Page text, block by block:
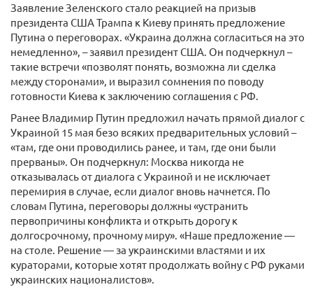
Заявление Зеленского стало реакцией на призыв
президента США Трампа к Киеву принять предложение
Путина о переговорах. «Украина должна согласиться на это
немедленно», – заявил президент США. Он подчеркнул –
такие встречи «позволят понять, возможна ли сделка
между сторонами», и выразил сомнения по поводу
готовности Киева к заключению соглашения с РФ.
Ранее Владимир Путин предложил начать прямой диалог с
Украиной 15 мая безо всяких предварительных условий –
«там, где они проводились ранее, и там, где они были
прерваны». Он подчеркнул: Москва никогда не
отказывалась от диалога с Украиной и не исключает
перемирия в случае, если диалог вновь начнется. По
словам Путина, переговоры должны «устранить
первопричины конфликта и открыть дорогу к
долгосрочному, прочному миру». «Наше предложение —
на столе. Решение — за украинскими властями и их
кураторами, которые хотят продолжать войну с РФ руками
украинских националистов».